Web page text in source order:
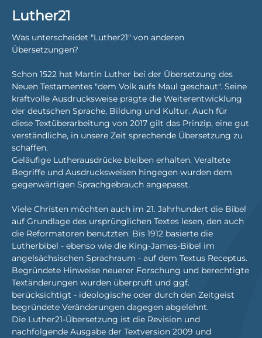
Luther21
Was unterscheidet "Luther21" von anderen
Übersetzungen?
Schon 1522 hat Martin Luther bei der Übersetzung des
Neuen Testamentes "dem Volk aufs Maul geschaut". Seine
kraftvolle Ausdrucksweise prägte die Weiterentwicklung
der deutschen Sprache, Bildung und Kultur. Auch für
diese Textüberarbeitung von 2017 gilt das Prinzip, eine gut
verständliche, in unsere Zeit sprechende Übersetzung zu
schaffen.
Geläufige Lutherausdrücke bleiben erhalten. Veraltete
Begriffe und Ausdrucksweisen hingegen wurden dem
gegenwärtigen Sprachgebrauch angepasst.
Viele Christen möchten auch im 21. Jahrhundert die Bibel
auf Grundlage des ursprünglichen Textes lesen, den auch
die Reformatoren benutzten. Bis 1912 basierte die
Lutherbibel - ebenso wie die King-James-Bibel im
angelsächsischen Sprachraum - auf dem Textus Receptus.
Begründete Hinweise neuerer Forschung und berechtigte
Textänderungen wurden überprüft und ggf.
berücksichtigt - ideologische oder durch den Zeitgeist
begründete Veränderungen dagegen abgelehnt.
Die Luther21-Übersetzung ist die Revision und
nachfolgende Ausgabe der Textversion 2009 und